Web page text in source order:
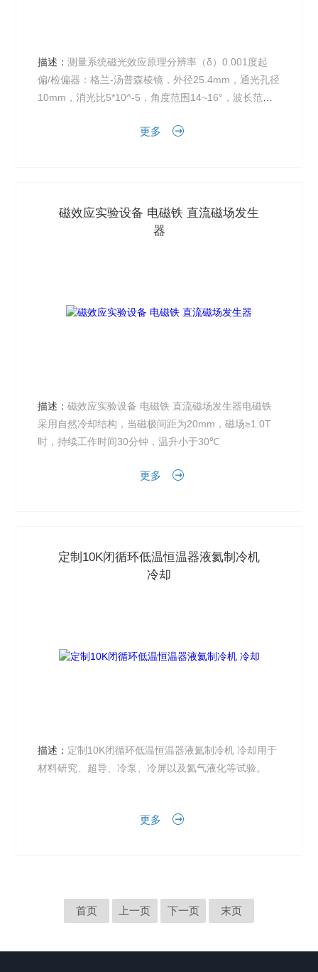
描述：测量系统磁光效应原理分辨率（δ）0.001度起
偏/检偏器：格兰-汤普森棱镜，外径25.4mm，通光孔径
10mm，消光比5*10^-5，角度范围14~16°，波长范围3
更多
磁效应实验设备 电磁铁 直流磁场发生
器
描述：磁效应实验设备 电磁铁 直流磁场发生器电磁铁
采用自然冷却结构，当磁极间距为20mm，磁场≥1.0T
时，持续工作时间30分钟，温升小于30℃
更多
定制10K闭循环低温恒温器液氦制冷机
冷却
描述： 定制10K闭循环低温恒温器液氦制冷机 冷却用于
材料研究、超导、冷泵、冷屏以及氦气液化等试验。
更多
首页 上一页 下一页 末页